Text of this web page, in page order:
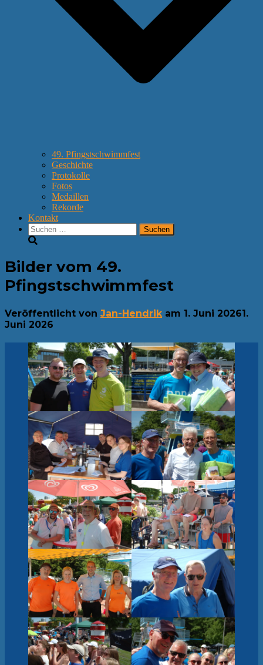
49. Pfingstschwimmfest
Geschichte
Protokolle
Fotos
Medaillen
Rekorde
Kontakt
Suchen
nach:
Bilder vom 49.
Pfingstschwimmfest
Veröffentlicht von Jan-Hendrik am 1. Juni 20261.
Juni 2026